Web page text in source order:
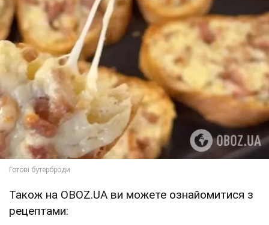
Також на OBOZ.UA ви можете ознайомитися з
рецептами: